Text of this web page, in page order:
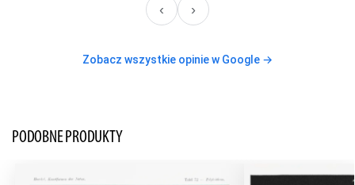
‹ ›
Zobacz wszystkie opinie w Google →
PODOBNE PRODUKTY